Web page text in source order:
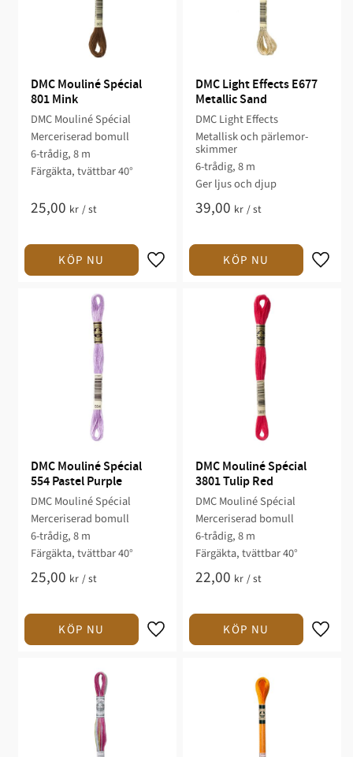
DMC Mouliné Spécial
801 Mink
DMC Mouliné Spécial
Merceriserad bomull
6-trådig, 8 m
Färgäkta, tvättbar 40°
25,00 kr /st
DMC Light Effects E677
Metallic Sand
DMC Light Effects
Metallisk och pärlemor-
skimmer
6-trådig, 8 m
Ger ljus och djup
39,00 kr /st
DMC Mouliné Spécial
554 Pastel Purple
DMC Mouliné Spécial
Merceriserad bomull
6-trådig, 8 m
Färgäkta, tvättbar 40°
25,00 kr /st
DMC Mouliné Spécial
3801 Tulip Red
DMC Mouliné Spécial
Merceriserad bomull
6-trådig, 8 m
Färgäkta, tvättbar 40°
22,00 kr /st